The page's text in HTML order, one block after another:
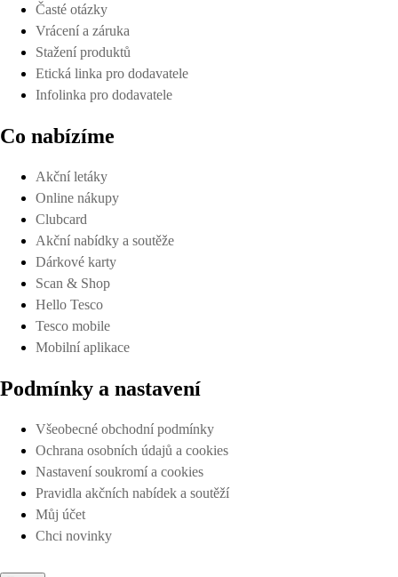
Časté otázky
Vrácení a záruka
Stažení produktů
Etická linka pro dodavatele
Infolinka pro dodavatele
Co nabízíme
Akční letáky
Online nákupy
Clubcard
Akční nabídky a soutěže
Dárkové karty
Scan & Shop
Hello Tesco
Tesco mobile
Mobilní aplikace
Podmínky a nastavení
Všeobecné obchodní podmínky
Ochrana osobních údajů a cookies
Nastavení soukromí a cookies
Pravidla akčních nabídek a soutěží
Můj účet
Chci novinky